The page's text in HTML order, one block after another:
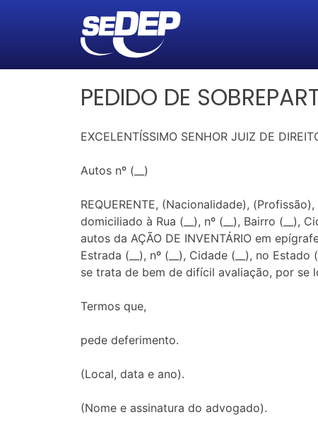
PEDIDO DE
EXCELENTÍSSIMO SENHOR JUIZ DE
Autos nº (__)
REQUERENTE, (Nacionalidade),
domiciliado à Rua (__), nº (__), Bairro (__),
autos da AÇÃO DE INVENTÁRIO em
Estrada (__), nº (__), Cidade (__), no
se trata de bem de difícil avaliação, por se
Termos que,
pede deferimento.
(Local, data e ano).
(Nome e assinatura do advogado).